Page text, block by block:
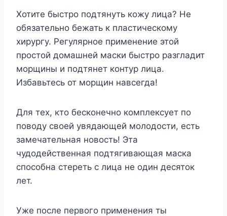
Хотите быстро подтянуть кожу лица? Не
обязательно бежать к пластическому
хирургу. Регулярное применение этой
простой домашней маски быстро разгладит
морщины и подтянет контур лица.
Избавьтесь от морщин навсегда!
Для тех, кто бесконечно комплексует по
поводу своей увядающей молодости, есть
замечательная новость! Эта
чудодейственная подтягивающая маска
способна стереть с лица не один десяток
лет.
Уже после первого применения ты